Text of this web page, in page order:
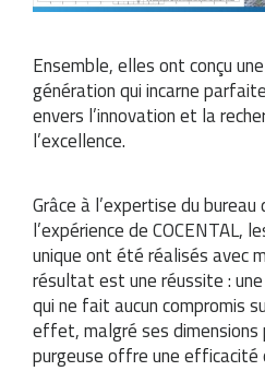
Ensemble, elles ont conçu
génération qui incarne
envers l’innovation et la
l’excellence.
Grâce à l’expertise du
l’expérience de COCENTAL,
unique ont été réalisés avec
résultat est une réussite :
qui ne fait aucun compromis
effet, malgré ses
purgeuse offre une efficacité